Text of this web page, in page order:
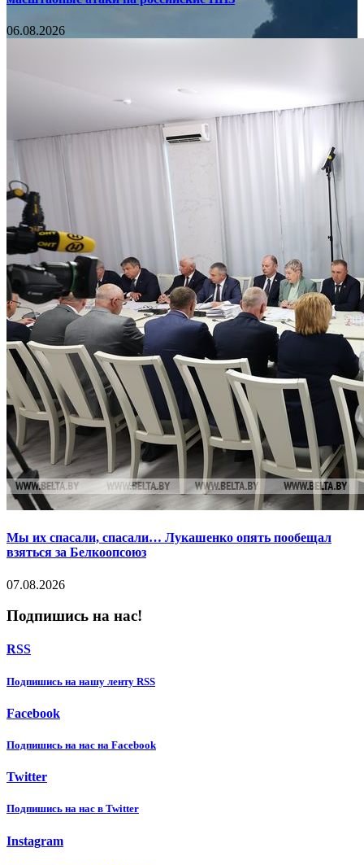
06.08.2026
Мы их спасали, спасали… Лукашенко опять пообещал
взяться за Белкоопсоюз
07.08.2026
Подпишись на нас!
RSS
Подпишиcь на нашу ленту RSS
Facebook
Подпишиcь на нас на Facebook
Twitter
Подпишиcь на нас в Twitter
Instagram